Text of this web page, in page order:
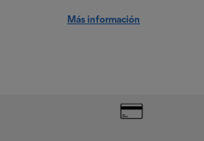
Más información